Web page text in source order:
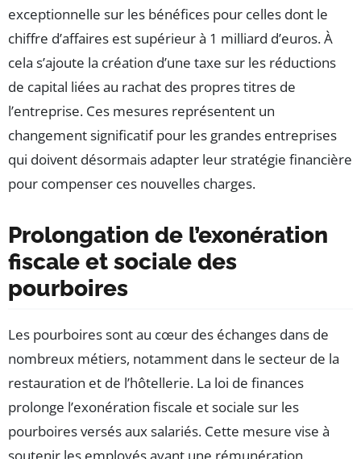
exceptionnelle sur les bénéfices pour celles dont le
chiffre d’affaires est supérieur à 1 milliard d’euros. À
cela s’ajoute la création d’une taxe sur les réductions
de capital liées au rachat des propres titres de
l’entreprise. Ces mesures représentent un
changement significatif pour les grandes entreprises
qui doivent désormais adapter leur stratégie financière
pour compenser ces nouvelles charges.
Prolongation de l’exonération
fiscale et sociale des
pourboires
Les pourboires sont au cœur des échanges dans de
nombreux métiers, notamment dans le secteur de la
restauration et de l’hôtellerie. La loi de finances
prolonge l’exonération fiscale et sociale sur les
pourboires versés aux salariés. Cette mesure vise à
soutenir les employés ayant une rémunération